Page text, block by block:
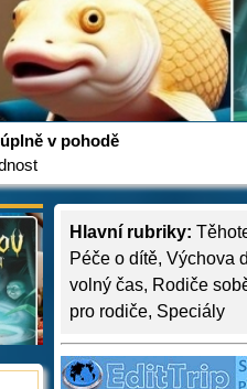
v pohodě
Hlavní rubriky:
Péče o dítě, Výchova
volný čas, Rodiče
pro rodiče, Speciály